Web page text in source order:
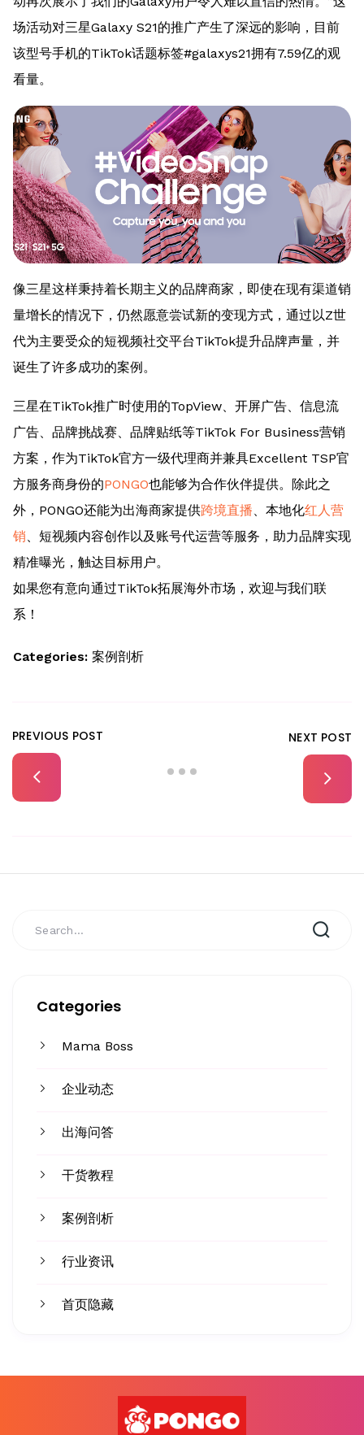
Categories
Mama Boss
企业动态
出海问答
干货教程
案例剖析
行业资讯
首页隐藏
场活动对三星Galaxy S21的推广产生了深远的影响，目前
该型号手机的TikTok话题标签#galaxys21拥有7.59亿的观
看量。
像三星这样秉持着长期主义的品牌商家，即使在现有渠道销
量增长的情况下，仍然愿意尝试新的变现方式，通过以Z世
代为主要受众的短视频社交平台TikTok提升品牌声量，并
诞生了许多成功的案例。
三星在TikTok推广时使用的TopView、开屏广告、信息流
广告、品牌挑战赛、品牌贴纸等TikTok For Business营销
方案，作为TikTok官方一级代理商并兼具Excellent TSP官
方服务商身份的PONGO也能够为合作伙伴提供。除此之
外，PONGO还能为出海商家提供跨境直播 、本地化红人营
销 、短视频内容创作以及账号代运营等服务，助力品牌实现
精准曝光，触达目标用户。
如果您有意向通过TikTok拓展海外市场，欢迎与我们联
系！
Categories: 案例剖析
PREVIOUS POST NEXT POST